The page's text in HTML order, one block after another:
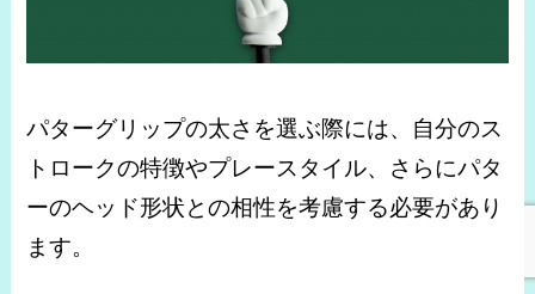
パターグリップの太さを選ぶ際には、自分のス
トロークの特徴やプレースタイル、さらにパタ
ーのヘッド形状との相性を考慮する必要があり
ます。